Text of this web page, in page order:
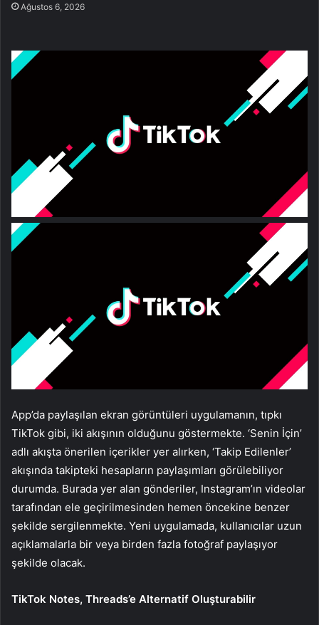
Ağustos 6, 2026
App’da paylaşılan ekran görüntüleri uygulamanın, tıpkı
TikTok gibi, iki akışının olduğunu göstermekte. ‘Senin İçin’
adlı akışta önerilen içerikler yer alırken, ‘Takip Edilenler’
akışında takipteki hesapların paylaşımları görülebiliyor
durumda. Burada yer alan gönderiler, Instagram’ın videolar
tarafından ele geçirilmesinden hemen öncekine benzer
şekilde sergilenmekte. Yeni uygulamada, kullanıcılar uzun
açıklamalarla bir veya birden fazla fotoğraf paylaşıyor
şekilde olacak.
TikTok Notes, Threads’e Alternatif Oluşturabilir